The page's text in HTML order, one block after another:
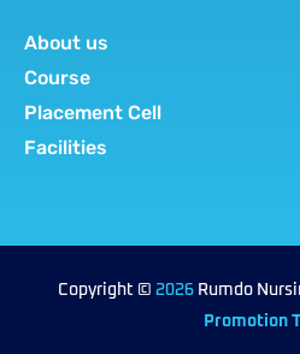
About us
Course
Placement Cell
Facilities
Copyright © 2026 Rumdo
Promotion